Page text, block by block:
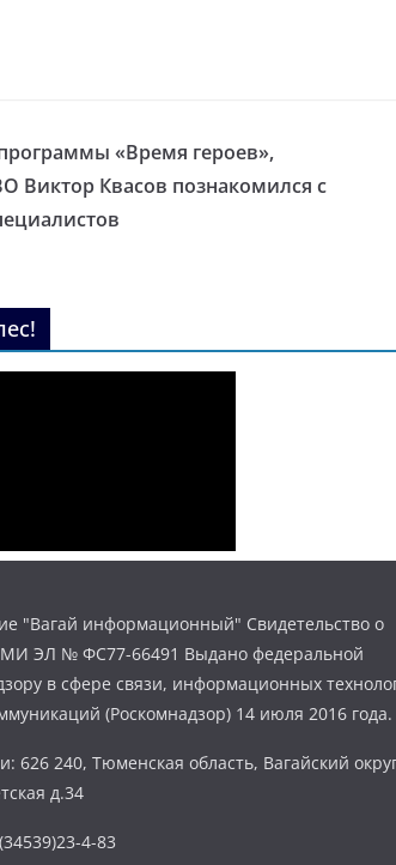
«Время героев»,
Виктор Квасов познакомился с
"Вагай информационный" Свидетельство о
ЭЛ № ФС77-66491 Выдано федеральной
в сфере связи, информационных
(Роскомнадзор) 14 июля 2016 года.
626 240, Тюменская область, Вагайский
д.34
4-83